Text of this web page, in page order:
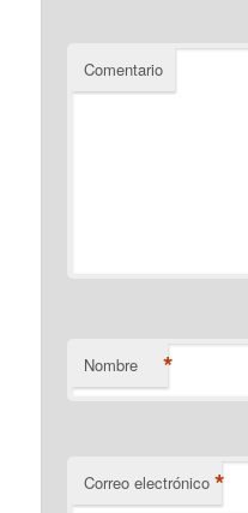
Comentario
Nombre *
Correo electrónico *